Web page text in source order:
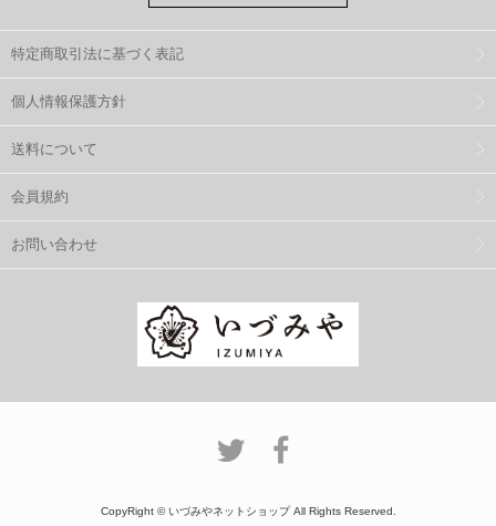
特定商取引法に基づく表記
個人情報保護方針
送料について
会員規約
お問い合わせ
CopyRight © いづみやネットショップ All Rights Reserved.